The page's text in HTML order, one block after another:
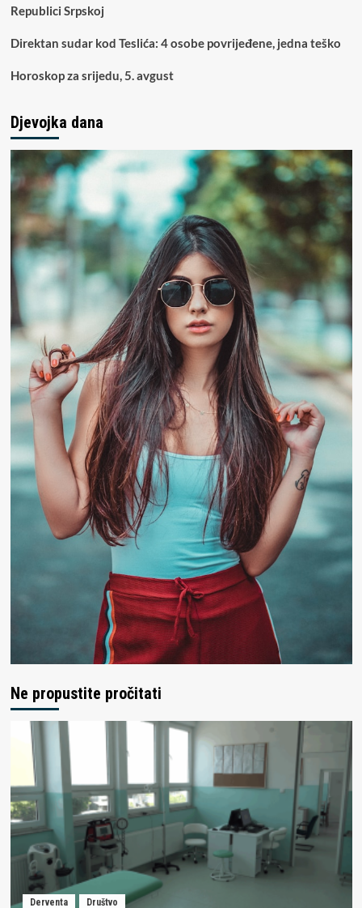
Republici Srpskoj
Direktan sudar kod Teslića: 4 osobe povrijeđene, jedna teško
Horoskop za srijedu, 5. avgust
Djevojka dana
Ne propustite pročitati
Derventa Društvo